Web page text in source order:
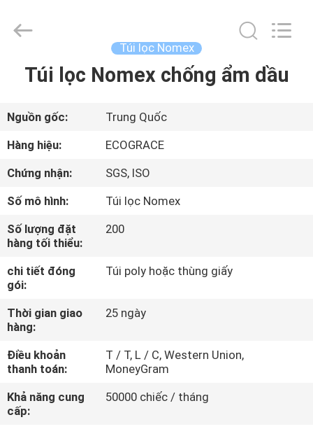
TRANG
CÁC
SẢN
PHẨM
VỀ
CHÚNG
TÔI
THAM
QUAN
NHÀ
MÁY
GRACE
ENVIROTECH
Túi lọc Nomex
Túi lọc Nomex chống ẩm dầu
Nguồn gốc:
Trung Quốc
Hàng hiệu:
ECOGRACE
Chứng nhận:
SGS, ISO
Số mô hình:
Túi lọc Nomex
Số lượng đặt
hàng tối thiểu:
200
chi tiết đóng
gói:
Túi poly hoặc thùng giấy
Thời gian giao
hàng:
25 ngày
Điều khoản
thanh toán:
T / T, L / C, Western Union,
MoneyGram
Khả năng cung
cấp:
50000 chiếc / tháng